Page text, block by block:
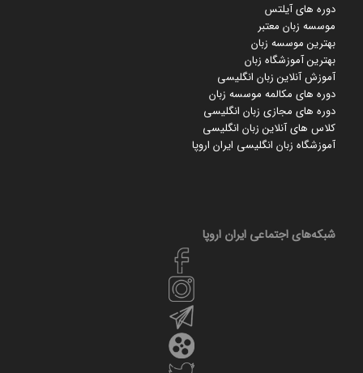
دوره های آیلتس
موسسه زبان معتبر
بهترین موسسه زبان
بهترین آموزشگاه زبان
آموزش آنلاین زبان انگلیسی
دوره های مکالمه موسسه زبان
دوره های مجازی زبان انگلیسی
کلاس های آنلاین زبان انگلیسی
آموزشگاه زبان انگلیسی ایران اروپا
شبکه‌های اجتماعی ایران‌ اروپا